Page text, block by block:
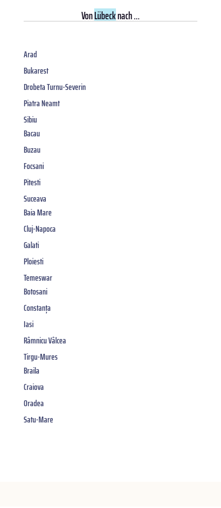
VonLübecknach ...
Arad
Bukarest
Drobeta Turnu-Severin
Piatra Neamt
Sibiu
Bacau
Buzau
Focsani
Pitesti
Suceava
Baia Mare
Cluj-Napoca
Galati
Ploiesti
Temeswar
Botosani
Constanța
Iasi
Râmnicu Vâlcea
Tirgu-Mures
Braila
Craiova
Oradea
Satu-Mare